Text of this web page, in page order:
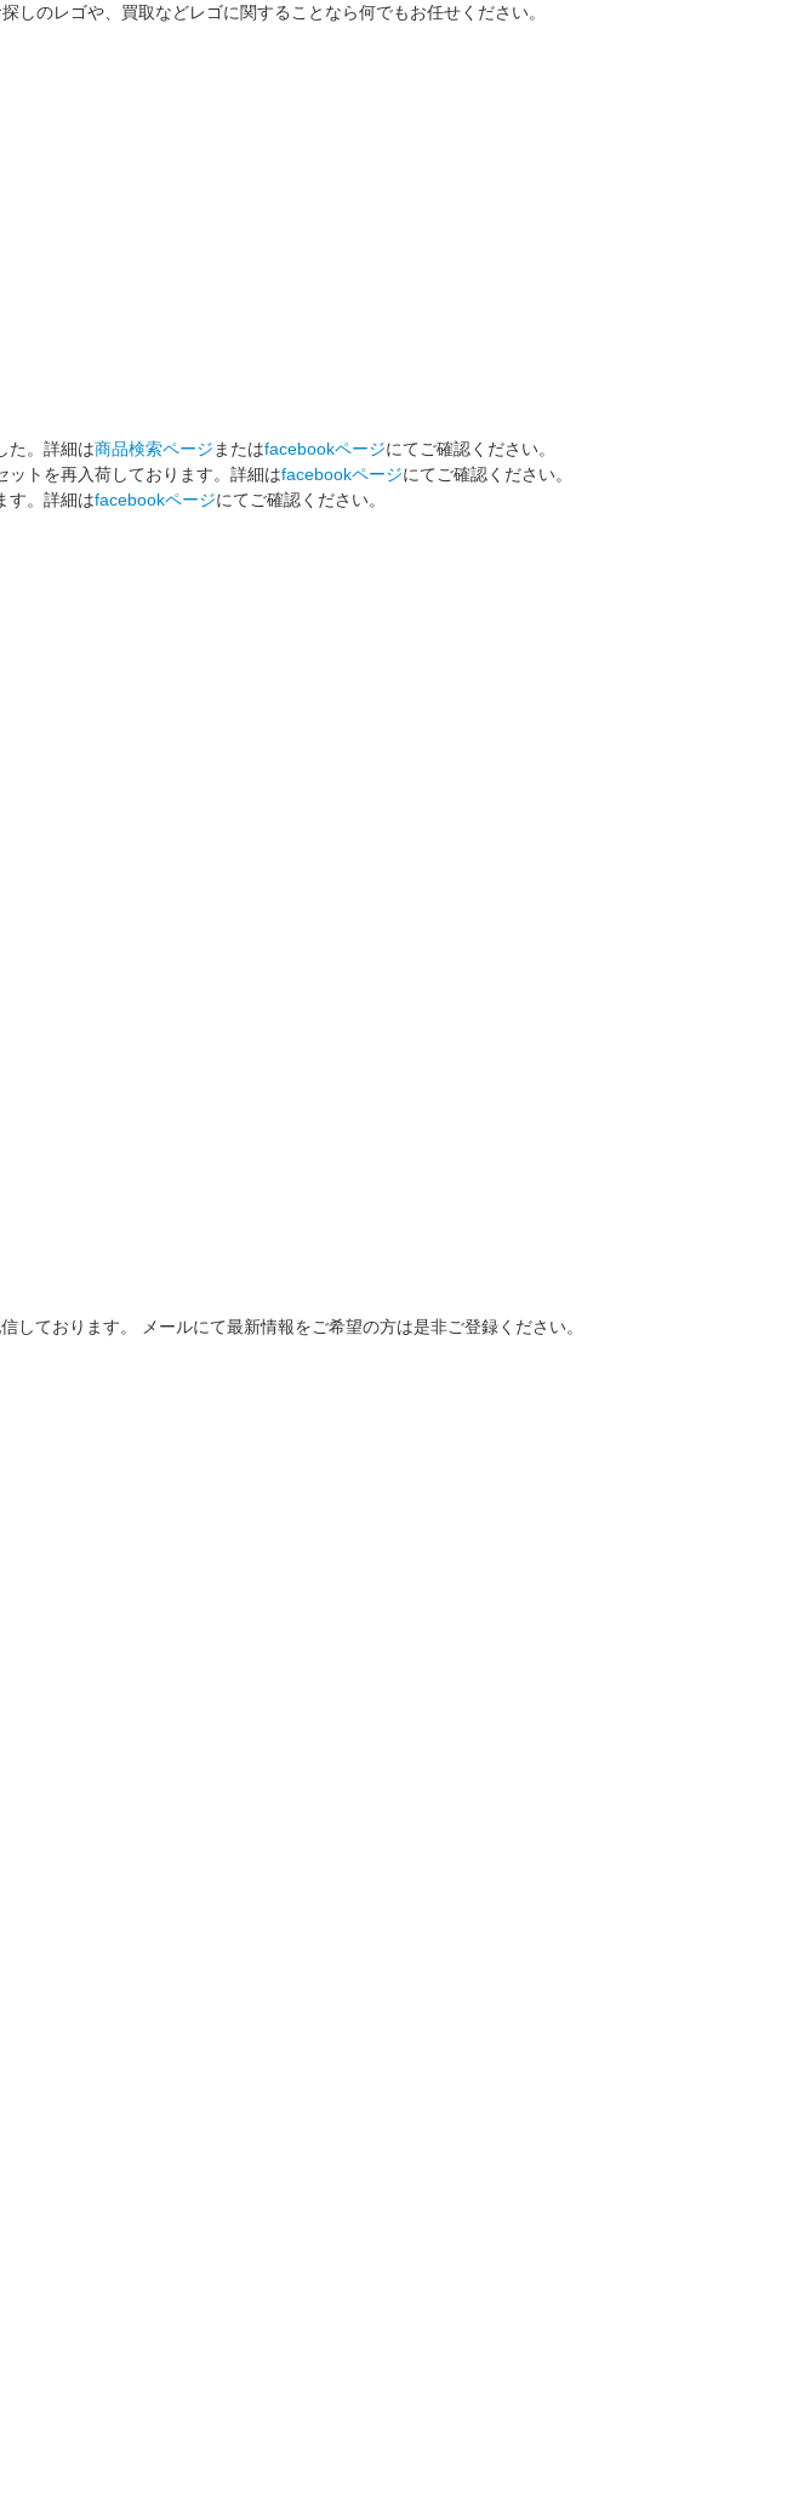
のレゴや、買取などレゴに関することなら何でもお任せください。
た。詳細は商品検索ページまたはfacebookページにてご確認ください。
トを再入荷しております。詳細はfacebookページにてご確認ください。
す。詳細はfacebookページにてご確認ください。
しております。 メールにて最新情報をご希望の方は是非ご登録ください。